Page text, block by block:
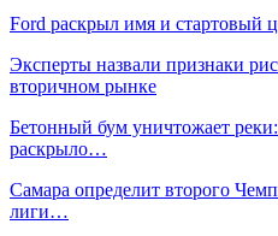
Ford раскрыл имя и стартовый
Эксперты назвали признаки
вторичном рынке
Бетонный бум уничтожает
раскрыло…
Самара определит второго
лиги…